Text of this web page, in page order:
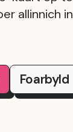
allinnich in
Foarbyld